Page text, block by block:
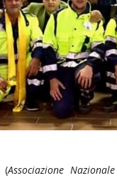
(Associazione